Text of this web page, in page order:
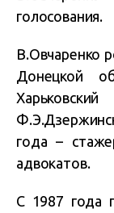
голосования.
В.Овчаренко
Донецкой
года –
адвокатов.
С 1987 года